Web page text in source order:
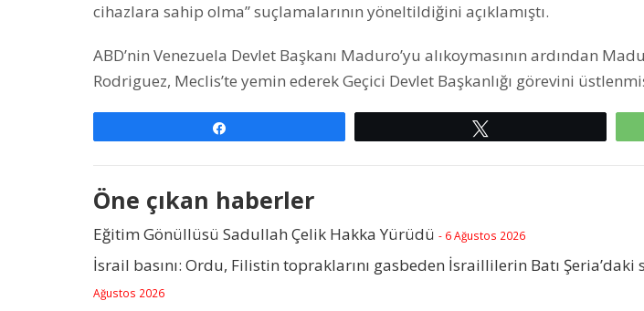
cihazlara sahip olma” suçlamalarının yöneltildiğini açıklamıştı.
ABD’nin Venezuela Devlet Başkanı Maduro’yu alıkoymasının ardından
Rodriguez, Meclis’te yemin ederek Geçici Devlet Başkanlığı görevini
Öne çıkan haberler
Eğitim Gönüllüsü Sadullah Çelik Hakka Yürüdü - 6 Ağustos 2026
İsrail basını: Ordu, Filistin topraklarını gasbeden İsraillilerin Batı Şeria’daki
Ağustos 2026